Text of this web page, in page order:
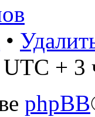
•
+ 3
phpBB